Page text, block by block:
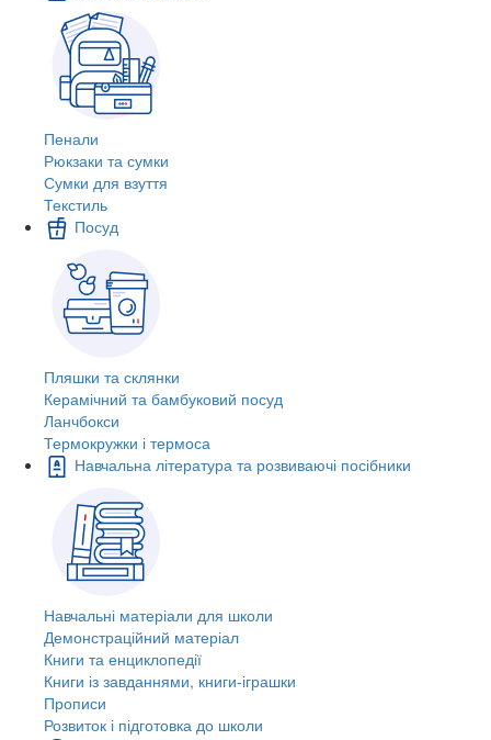
Пенали
Рюкзаки та сумки
Сумки для взуття
Текстиль
Посуд
Пляшки та склянки
Керамічний та бамбуковий посуд
Ланчбокси
Термокружки і термоса
Навчальна література та розвиваючі посібники
Навчальні матеріали для школи
Демонстраційний матеріал
Книги та енциклопедії
Книги із завданнями, книги-іграшки
Прописи
Розвиток і підготовка до школи